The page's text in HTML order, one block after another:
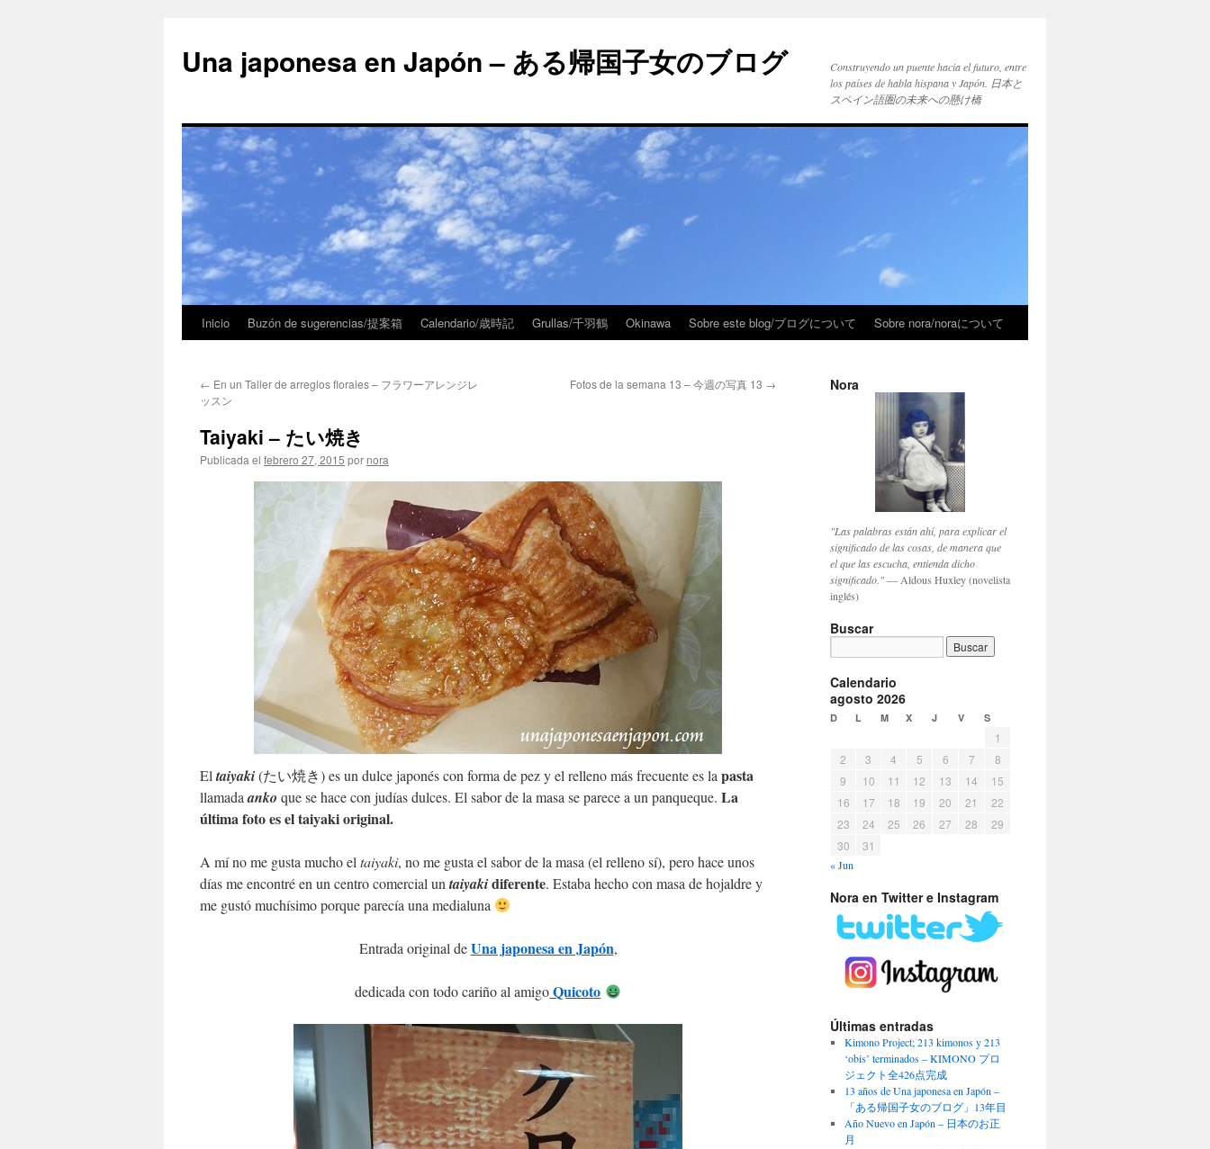
Una japonesa en Japón – ある帰国子女のブログ
Construyendo un puente hacia el futuro, entre
los países de habla hispana y Japón. 日本と
スペイン語圏の未来への懸け橋
Inicio Buzón de sugerencias/提案箱 Calendario/歳時記 Grullas/千羽鶴 Okinawa Sobre este blog/ブログについて Sobre nora/noraについて
← En un Taller de arreglos florales – フラワーアレンジレ
ッスン
Fotos de la semana 13 – 今週の写真 13 →
Taiyaki – たい焼き
Publicada el febrero 27, 2015 por nora
Eltaiyaki(たい焼き) es un dulce japonés con forma de pez y el relleno más frecuente es la pasta
llamadaanko que se hace con judías dulces. El sabor de la masa se parece a un panqueque. La
última foto es el taiyaki original.
A mí no me gusta mucho el taiyaki, no me gusta el sabor de la masa (el relleno sí), pero hace unos
días me encontré en un centro comercial untaiyakidiferente. Estaba hecho con masa de hojaldre y
me gustó muchísimo porque parecía una medialuna
Entrada original deUna japonesa en Japón,
dedicada con todo cariño al amigoQuicoto
Nora
"Las palabras están ahí, para explicar el
significado de las cosas, de manera que
el que las escucha, entienda dicho
significado."— Aldous Huxley (novelista
inglés)
Buscar
Calendario
agosto 2026
D L M X J V S
1
2
3 4 5 6 7
8
9
10 11 12 13 14
15
16
17 18 19 20 21
22
23
24 25 26 27 28
29
30
31
« Jun
Nora en Twitter e Instagram
Últimas entradas
Kimono Project; 213 kimonos y 213
‘obis’ terminados – KIMONO プロ
ジェクト全426点完成
13 años de Una japonesa en Japón –
「ある帰国子女のブログ」13年目
Año Nuevo en Japón – 日本のお正
月